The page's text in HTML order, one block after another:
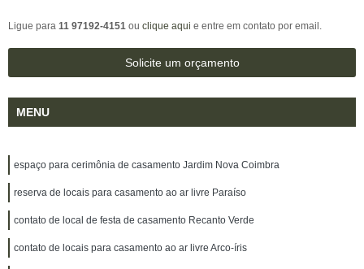
Ligue para 11 97192-4151 ou clique aqui e entre em contato por email.
Solicite um orçamento
MENU
espaço para cerimônia de casamento Jardim Nova Coimbra
reserva de locais para casamento ao ar livre Paraíso
contato de local de festa de casamento Recanto Verde
contato de locais para casamento ao ar livre Arco-íris